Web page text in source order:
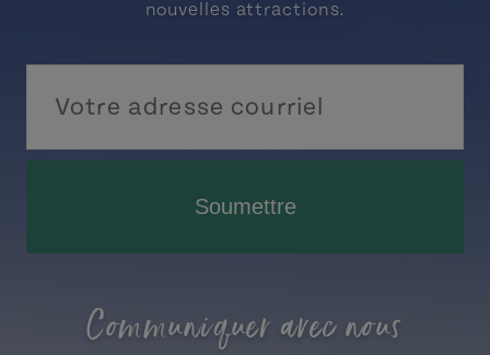
nouvelles attractions.
Soumettre
Communiquer avec nous